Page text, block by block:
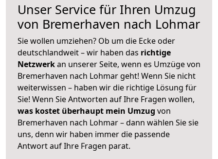
Unser Service für Ihren Umzug
von Bremerhaven nach Lohmar
Sie wollen umziehen? Ob um die Ecke oder
deutschlandweit – wir haben das richtige
Netzwerkan unserer Seite, wenn es Umzüge von
Bremerhaven nach Lohmar geht! Wenn Sie nicht
weiterwissen – haben wir die richtige Lösung für
Sie! Wenn Sie Antworten auf Ihre Fragen wollen,
was kostet überhaupt mein Umzug von
Bremerhaven nach Lohmar – dann wählen Sie sie
uns, denn wir haben immer die passende
Antwort auf Ihre Fragen parat.